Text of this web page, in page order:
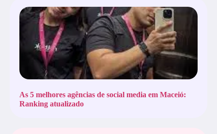
As 5 melhores agências de social media em Maceió:
Ranking atualizado